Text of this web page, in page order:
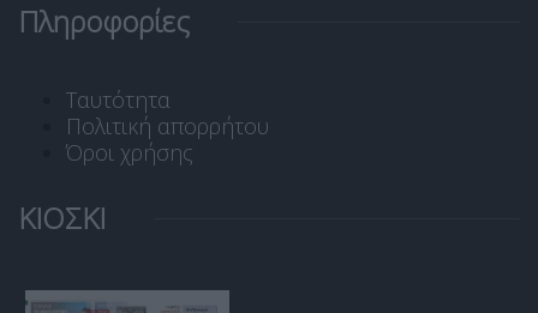
Πληροφορίες
Ταυτότητα
Πολιτική απορρήτου
Όροι χρήσης
ΚΙΟΣΚΙ